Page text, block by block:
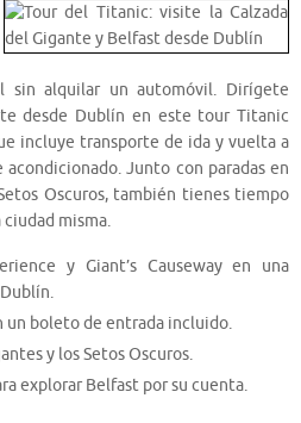
sin alquilar un automóvil. Dirígete
desde Dublín en este tour Titanic
incluye transporte de ida y vuelta a
Junto con paradas en
Oscuros, también tienes tiempo
misma.
y Giant’s Causeway en una
un boleto de entrada incluido.
y los Setos Oscuros.
explorar Belfast por su cuenta.